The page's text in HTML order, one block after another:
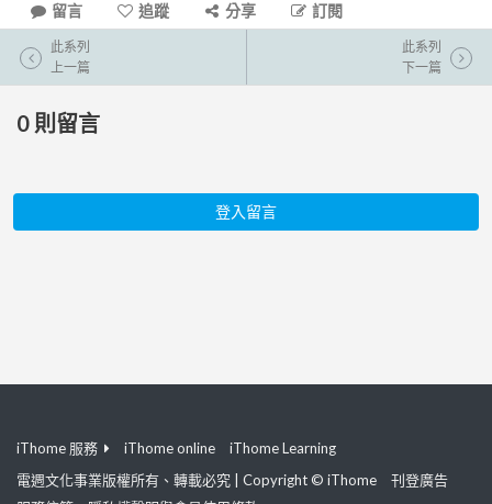
留言 追蹤 分享 訂閱
此系列
上一篇
此系列
下一篇
0 則留言
登入留言
iThome 服務 iThome online
iThome Learning
電週文化事業版權所有、轉載必究 | Copyright © iThome
刊登廣告